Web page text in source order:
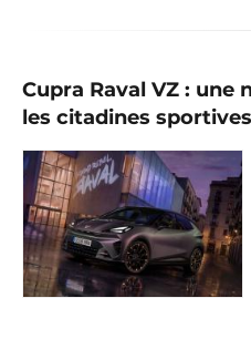
Cupra Raval VZ : une
les citadines sportives